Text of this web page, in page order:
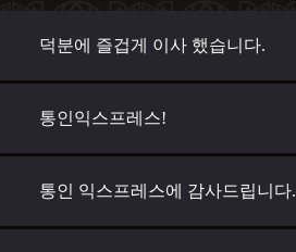
덕분에 즐겁게 이사 했습니다.
통인익스프레스!
통인 익스프레스에 감사드립니다.